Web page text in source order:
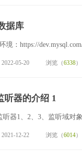
据库
境：https://
2022-05-20 浏览（6338）
听器的介绍 1
听器1、2、3、监听域对
2021-12-22 浏览（6014）